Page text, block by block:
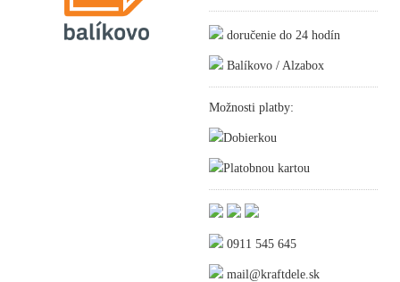
doručenie do 24 hodín
Balíkovo / Alzabox
Možnosti platby:
Dobierkou
Platobnou kartou
0911 545 645
mail@kraftdele.sk